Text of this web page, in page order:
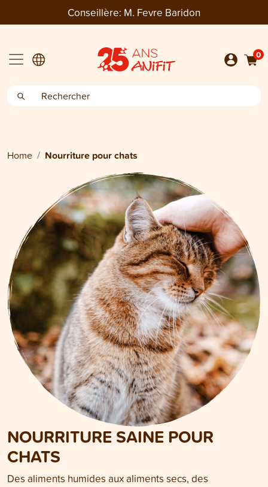
Conseillère: M. Fevre Baridon
0
Home Nourriture pour chats
NOURRITURE SAINE POUR
CHATS
Des aliments humides aux aliments secs, des